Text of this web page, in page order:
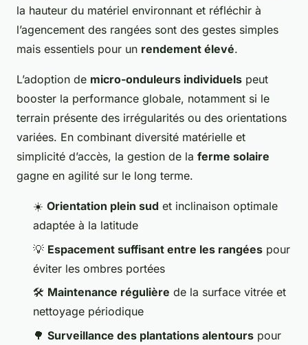
la hauteur du matériel environnant et réfléchir à
l’agencement des rangées sont des gestes simples
mais essentiels pour un rendement élevé.
L’adoption de micro-onduleurs individuels peut
booster la performance globale, notamment si le
terrain présente des irrégularités ou des orientations
variées. En combinant diversité matérielle et
simplicité d’accès, la gestion de la ferme solaire
gagne en agilité sur le long terme.
☀️ Orientation plein sud et inclinaison optimale
adaptée à la latitude
💡 Espacement suffisant entre les rangées pour
éviter les ombres portées
🛠️ Maintenance régulière de la surface vitrée et
nettoyage périodique
🌳 Surveillance des plantations alentours pour